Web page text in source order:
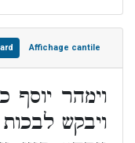
Affichage cantile
וימהר יוסף
ויבקש